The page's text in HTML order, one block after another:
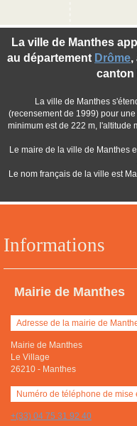
Informations
Mairie de Manthes
Adresse de la mairie de
Mairie de Manthes
Le Village
26210 - Manthes
Numéro de téléphone de mise
+(33) 04 75 31 92 40
La ville de Manthes
au département Drôme,
canton
La ville de Manthes
(recensement de 1999) pour
minimum est de 222 m, l'altitude
Le maire de la ville de Manthes
Le nom français de la ville est